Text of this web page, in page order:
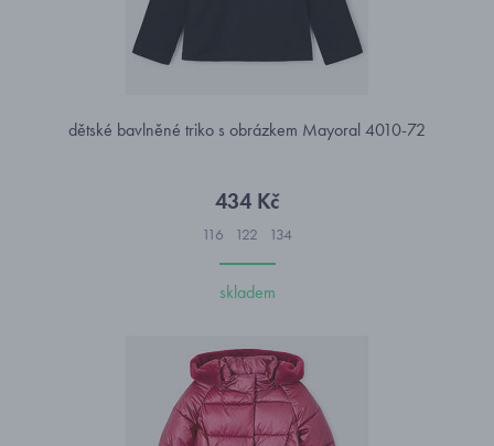
dětské bavlněné triko s obrázkem Mayoral 4010-72
434 Kč
116 122 134
skladem